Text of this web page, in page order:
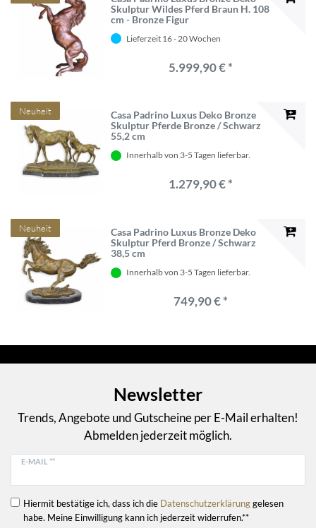
Skulptur Wildes Pferd Braun H. 108
cm - Bronze Figur
Lieferzeit 16 - 20 Wochen
5.999,90 € *
Neuheit
Casa Padrino Luxus Deko Bronze
Skulptur Pferde Bronze / Schwarz
55,2 cm
Innerhalb von 3-5 Tagen lieferbar.
1.279,90 € *
Neuheit
Casa Padrino Luxus Bronze Deko
Skulptur Pferd Bronze / Schwarz
38,5 cm
Innerhalb von 3-5 Tagen lieferbar.
749,90 € *
Newsletter
Trends, Angebote und Gutscheine per E-Mail erhalten!
Abmelden jederzeit möglich.
E-MAIL **
Hiermit bestätige ich, dass ich die Daten­schutz­erklärunggelesen
habe. Meine Einwilligung kann ich jederzeit widerrufen.**